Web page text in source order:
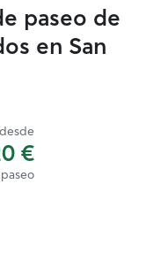
paseo de
en San
desde
€